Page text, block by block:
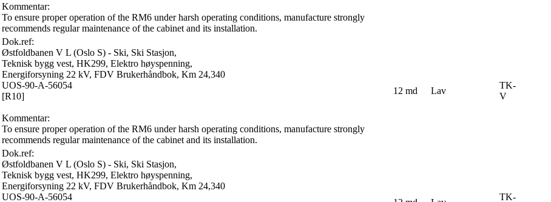
Kommentar:
To ensure proper operation of the RM6 under harsh operating conditions, manufacture strongly
recommends regular maintenance of the cabinet and its installation.
Dok.ref:
Østfoldbanen V L (Oslo S) - Ski, Ski Stasjon,
Teknisk bygg vest, HK299, Elektro høyspenning,
Energiforsyning 22 kV, FDV Brukerhåndbok, Km 24,340
UOS-90-A-56054
[R10]
Kommentar:
To ensure proper operation of the RM6 under harsh operating conditions, manufacture strongly
recommends regular maintenance of the cabinet and its installation.
12 md Lav
TK-
V
Dok.ref:
Østfoldbanen V L (Oslo S) - Ski, Ski Stasjon,
Teknisk bygg vest, HK299, Elektro høyspenning,
Energiforsyning 22 kV, FDV Brukerhåndbok, Km 24,340
UOS-90-A-56054
TK-